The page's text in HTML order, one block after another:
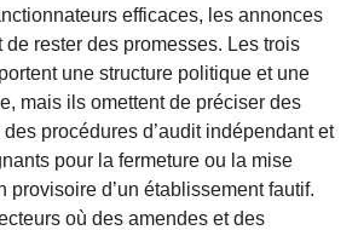
efficaces, les annonces
rester des promesses. Les trois
une structure politique et une
mais ils omettent de préciser des
procédures d’audit indépendant et
pour la fermeture ou la mise
provisoire d’un établissement fautif.
où des amendes et des